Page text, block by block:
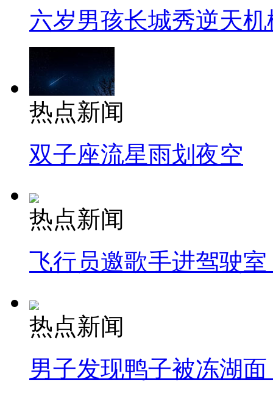
六岁男孩长城秀逆天机
热点新闻
双子座流星雨划夜空
热点新闻
飞行员邀歌手进驾驶
热点新闻
男子发现鸭子被冻湖